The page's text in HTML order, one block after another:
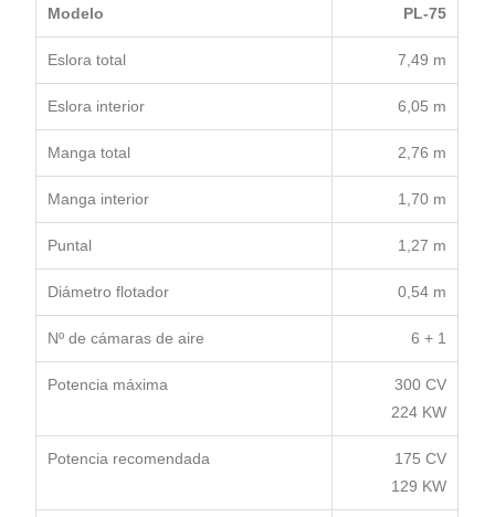
Modelo PL-75
Eslora total 7,49 m
Eslora interior 6,05 m
Manga total 2,76 m
Manga interior 1,70 m
Puntal 1,27 m
Diámetro flotador 0,54 m
Nº de cámaras de aire 6 + 1
Potencia máxima
300 CV
224 KW
Potencia recomendada
175 CV
129 KW